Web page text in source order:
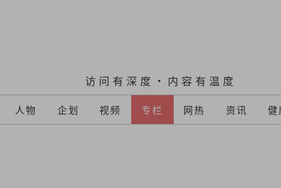
访问有深度·内容有温度
人物 企划 视频 专栏 网热 资讯 健